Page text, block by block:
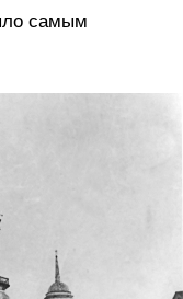
самым